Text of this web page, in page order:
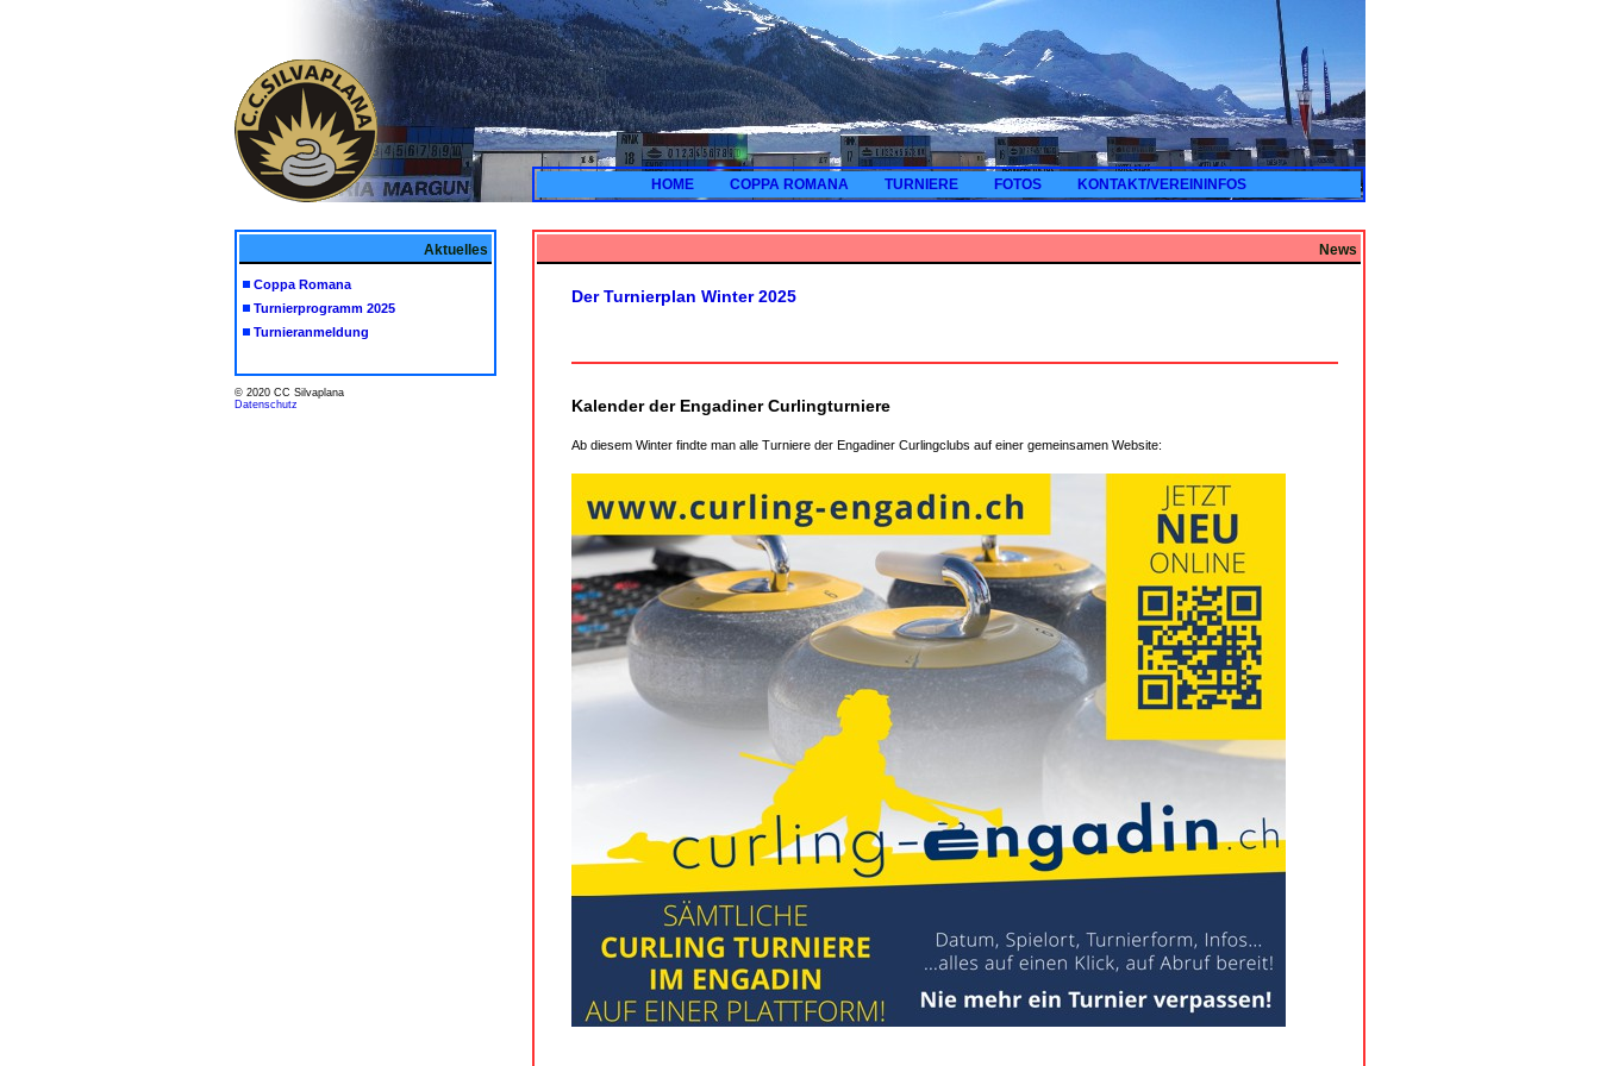
HOME COPPA ROMANA TURNIERE FOTOS KONTAKT/VEREININFOS
Aktuelles
Coppa Romana
Turnierprogramm 2025
Turnieranmeldung
© 2020 CC Silvaplana
Datenschutz
News
Der Turnierplan Winter 2025
Kalender der Engadiner Curlingturniere
Ab diesem Winter findte man alle Turniere der Engadiner Curlingclubs auf einer gemeinsamen Website: